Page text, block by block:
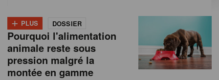
+ PLUS DOSSIER
Pourquoi l'alimentation
animale reste sous
pression malgré la
montée en gamme